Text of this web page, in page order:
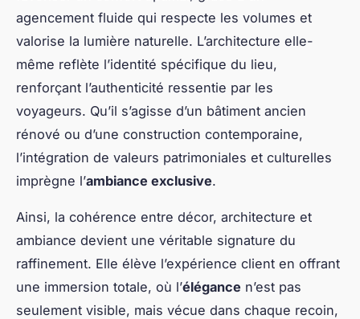
agencement fluide qui respecte les volumes et
valorise la lumière naturelle. L’architecture elle-
même reflète l’identité spécifique du lieu,
renforçant l’authenticité ressentie par les
voyageurs. Qu’il s’agisse d’un bâtiment ancien
rénové ou d’une construction contemporaine,
l’intégration de valeurs patrimoniales et culturelles
imprègne l’ambiance exclusive.
Ainsi, la cohérence entre décor, architecture et
ambiance devient une véritable signature du
raffinement. Elle élève l’expérience client en offrant
une immersion totale, où l’élégance n’est pas
seulement visible, mais vécue dans chaque recoin,